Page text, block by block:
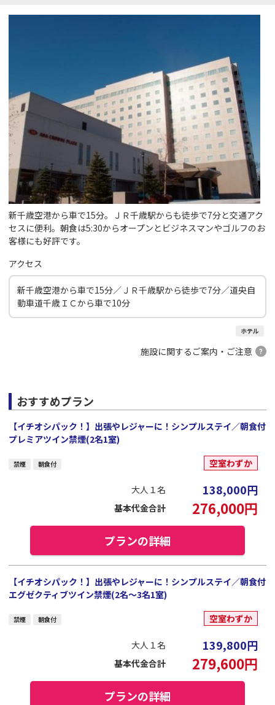
新千歳空港から車で15分。ＪＲ千歳駅からも徒歩で7分と交通アク
セスに便利。朝食は5:30からオープンとビジネスマンやゴルフのお
客様にも好評です。
アクセス
新千歳空港から車で15分／ＪＲ千歳駅から徒歩で7分／道央自
動車道千歳ＩＣから車で10分
ホテル
施設に関するご案内・ご注意
おすすめプラン
【イチオシパック！】出張やレジャーに！シンプルステイ／朝食付
プレミアツイン禁煙(2名1室)
禁煙 朝食付 空室わずか
大人１名 138,000円
基本代金合計 276,000円
プランの詳細
【イチオシパック！】出張やレジャーに！シンプルステイ／朝食付
エグゼクティブツイン禁煙(2名～3名1室)
禁煙 朝食付 空室わずか
大人１名 139,800円
基本代金合計 279,600円
プランの詳細